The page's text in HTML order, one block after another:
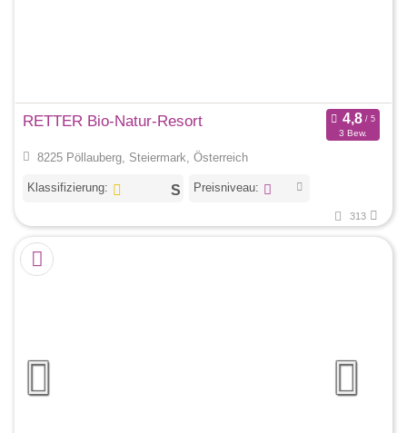
RETTER Bio-Natur-Resort
3 Bew.
8225 Pöllauberg, Steiermark, Österreich
Klassifizierung: Preisniveau:
313